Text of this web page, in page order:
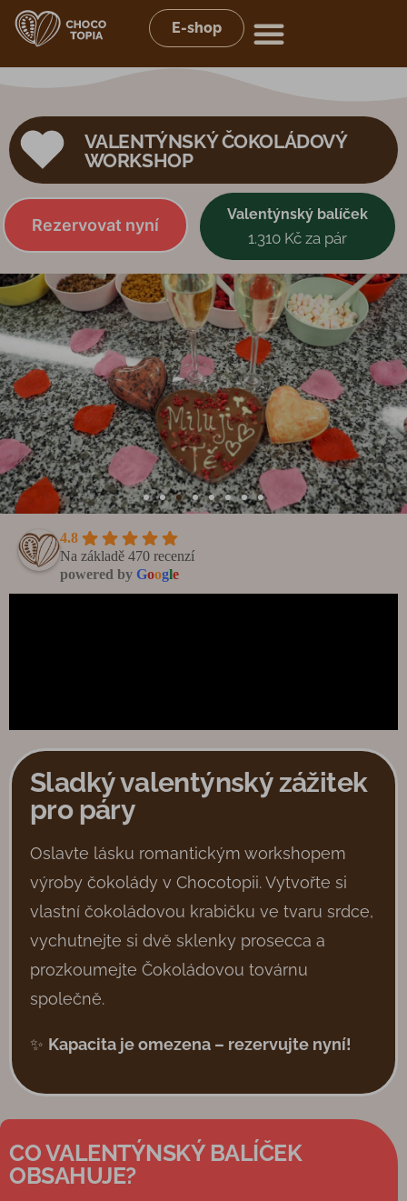
E-shop
VALENTÝNSKÝ ČOKOLÁDOVÝ
WORKSHOP
Rezervovat nyní
Valentýnský balíček
1.310 Kč za pár
4.8
Na základě 470 recenzí
powered by Google
Sladký valentýnský zážitek
pro páry
Oslavte lásku romantickým workshopem
výroby čokolády v Chocotopii. Vytvořte si
vlastní čokoládovou krabičku ve tvaru srdce,
vychutnejte si dvě sklenky prosecca a
prozkoumejte Čokoládovou továrnu
společně.
✨ Kapacita je omezena – rezervujte nyní!
CO VALENTÝNSKÝ BALÍČEK
OBSAHUJE?